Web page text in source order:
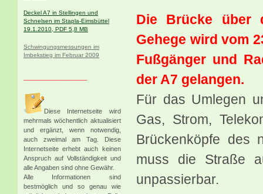
Deckel A7 in Stellingen und
Schnelsen im Stapla-Eimsbüttel
19.1.2010, PDF 5,8 MB
Schwingungsmessungen im
Imbekstieg im Februar 2009
Diese Internetseite wird
mehrmals wöchentlich aktualisiert
und ergänzt, wenn notwendig,
auch zweimal am Tag. Diese
Internetseite erhebt auch keinen
Anspruch auf Vollständigkeit und
alle Angaben sind ohne Gewähr.
Alle Informationen sind
bestmöglich und so genau wie
Die Brücke über
Gehege wird vom
Fußgänger und
der A7 gelangen.
Für das Umlegen
Gas, Strom,
Brückenköpfe des
muss die Straße
unpassierbar.